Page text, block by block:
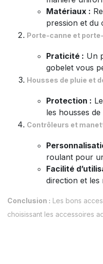
Matériaux :
pression et du
Porte-canne et
Praticité : Un
gobelet vous
Housses de pluie et
Protection :
les housses
Contrôleurs et
roulant pour
Facilité
direction et les
Conclusion : Les bons
choisissant les accessoires